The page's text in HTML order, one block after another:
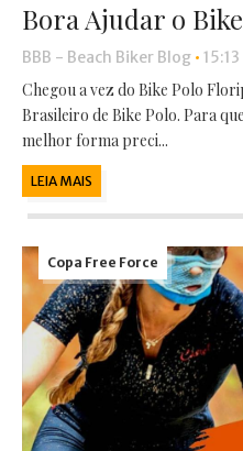
Bora Ajudar o
BBB - Beach Biker Blog • 15:13
Chegou a vez do Bike Polo
Brasileiro de Bike Polo. Para
melhor forma preci...
LEIA MAIS
Copa Free Force